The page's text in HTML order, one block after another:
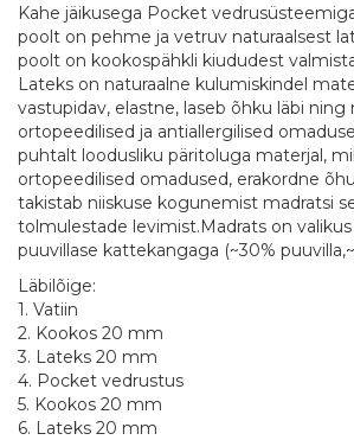
Kahe jäikusega Pocket
poolt on pehme ja vetruv naturaalsest
poolt on kookospähkli kiududest
Lateks on naturaalne kulumiskindel
vastupidav, elastne, laseb õhku läbi
ortopeedilised ja antiallergilised
puhtalt loodusliku päritoluga materjal,
ortopeedilised omadused, erakordne
takistab niiskuse kogunemist madratsi
tolmulestade levimist.Madrats on valikus
puuvillase kattekangaga (~30%
Läbilõige:
1. Vatiin
2. Kookos 20 mm
3. Lateks 20 mm
4. Pocket vedrustus
5. Kookos 20 mm
6. Lateks 20 mm